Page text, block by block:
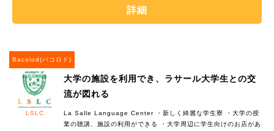
詳細
Bacolod(バコロド)
LSLC
大学の施設を利用でき、ラサール大学生との交
流が図れる
La Salle Language Center ・新しく綺麗な学生寮 ・大学の授
業の聴講、施設の利用ができる ・大学周辺に学生向けのお店があ